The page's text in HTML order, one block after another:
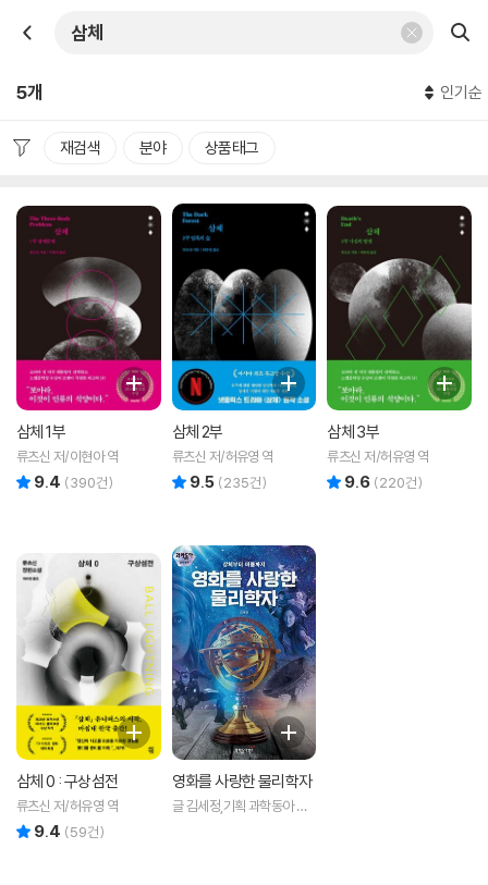
5개 인기순
재검색 분야 상품태그
삼체 1부
류츠신 저/이현아 역
9.4 (390건)
삼체 2부
류츠신 저/허유영 역
9.5 (235건)
삼체 3부
류츠신 저/허유영 역
9.6 (220건)
삼체 0 : 구상섬전
류츠신 저/허유영 역
9.4 (59건)
영화를 사랑한 물리학자
글 김세정,기획 과학동아 편